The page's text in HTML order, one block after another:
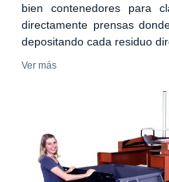
bien contenedores para
directamente prensas
depositando cada residuo
Ver más